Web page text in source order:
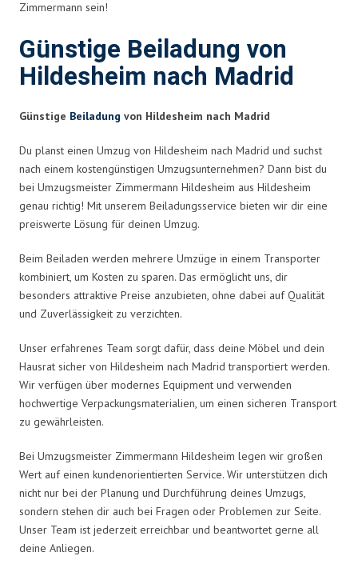
Zimmermann sein!
Günstige Beiladung von
Hildesheim nach Madrid
Günstige Beiladung von Hildesheim nach Madrid
Du planst einen Umzug von Hildesheim nach Madrid und suchst
nach einem kostengünstigen Umzugsunternehmen? Dann bist du
bei Umzugsmeister Zimmermann Hildesheim aus Hildesheim
genau richtig! Mit unserem Beiladungsservice bieten wir dir eine
preiswerte Lösung für deinen Umzug.
Beim Beiladen werden mehrere Umzüge in einem Transporter
kombiniert, um Kosten zu sparen. Das ermöglicht uns, dir
besonders attraktive Preise anzubieten, ohne dabei auf Qualität
und Zuverlässigkeit zu verzichten.
Unser erfahrenes Team sorgt dafür, dass deine Möbel und dein
Hausrat sicher von Hildesheim nach Madrid transportiert werden.
Wir verfügen über modernes Equipment und verwenden
hochwertige Verpackungsmaterialien, um einen sicheren Transport
zu gewährleisten.
Bei Umzugsmeister Zimmermann Hildesheim legen wir großen
Wert auf einen kundenorientierten Service. Wir unterstützen dich
nicht nur bei der Planung und Durchführung deines Umzugs,
sondern stehen dir auch bei Fragen oder Problemen zur Seite.
Unser Team ist jederzeit erreichbar und beantwortet gerne all
deine Anliegen.